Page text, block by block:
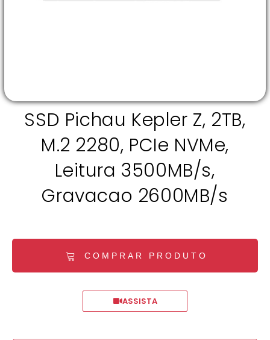
SSD Pichau Kepler Z, 2TB,
M.2 2280, PCIe NVMe,
Leitura 3500MB/s,
Gravacao 2600MB/s
COMPRAR PRODUTO
ASSISTA